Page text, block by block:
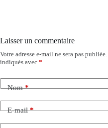
Laisser un commentaire
Votre adresse e-mail ne sera pas publiée.
indiqués avec *
Nom*
E-mail*